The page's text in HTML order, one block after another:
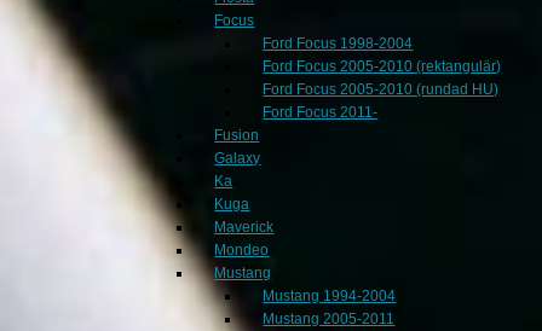
Focus
Ford Focus 1998-2004
Ford Focus 2005-2010 (rektangulär)
Ford Focus 2005-2010 (rundad HU)
Ford Focus 2011-
Fusion
Galaxy
Ka
Kuga
Maverick
Mondeo
Mustang
Mustang 1994-2004
Mustang 2005-2011